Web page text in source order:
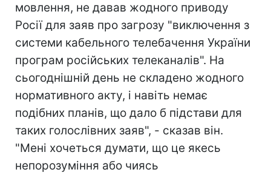
мовлення, не давав жодного приводу
Росії для заяв про загрозу "виключення з
системи кабельного телебачення України
програм російських телеканалів". На
сьогоднішній день не складено жодного
нормативного акту, і навіть немає
подібних планів, що дало б підстави для
таких голослівних заяв", - сказав він.
"Мені хочеться думати, що це якесь
непорозуміння або чиясь